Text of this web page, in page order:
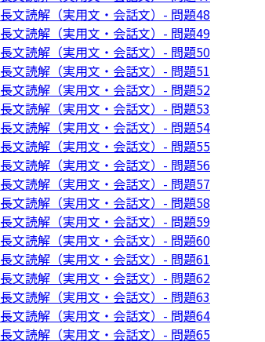
長文読解（実用文・会話文）- 問題48
長文読解（実用文・会話文）- 問題49
長文読解（実用文・会話文）- 問題50
長文読解（実用文・会話文）- 問題51
長文読解（実用文・会話文）- 問題52
長文読解（実用文・会話文）- 問題53
長文読解（実用文・会話文）- 問題54
長文読解（実用文・会話文）- 問題55
長文読解（実用文・会話文）- 問題56
長文読解（実用文・会話文）- 問題57
長文読解（実用文・会話文）- 問題58
長文読解（実用文・会話文）- 問題59
長文読解（実用文・会話文）- 問題60
長文読解（実用文・会話文）- 問題61
長文読解（実用文・会話文）- 問題62
長文読解（実用文・会話文）- 問題63
長文読解（実用文・会話文）- 問題64
長文読解（実用文・会話文）- 問題65